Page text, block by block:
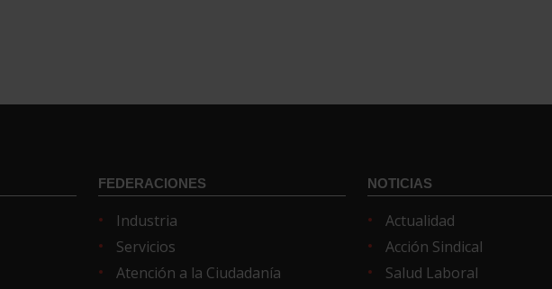
FEDERACIONES
Industria
Servicios
Atención a la Ciudadanía
NOTICIAS
Actualidad
Acción Sindical
Salud Laboral